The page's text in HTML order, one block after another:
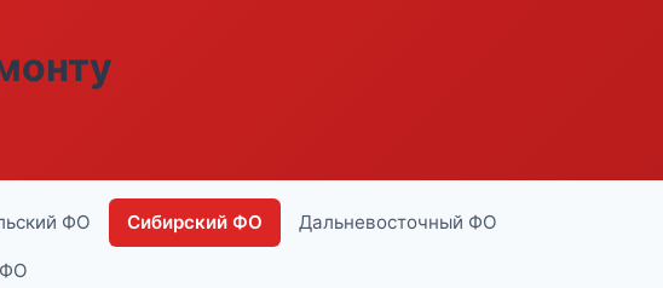
ФО Сибирский ФО Дальневосточный ФО
ФО